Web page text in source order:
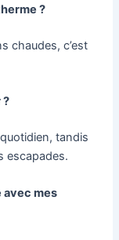
?
chaudes, c’est
?
tandis
escapades.
avec mes